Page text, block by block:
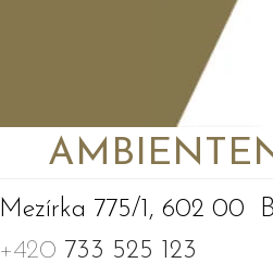
AMBIENTEN
Mezírka 775/1, 602 00
+420 733 525 123